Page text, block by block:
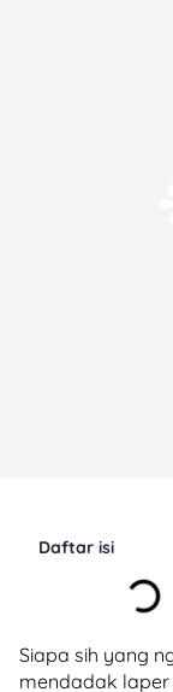
Daftar isi
Siapa sih yang
mendadak